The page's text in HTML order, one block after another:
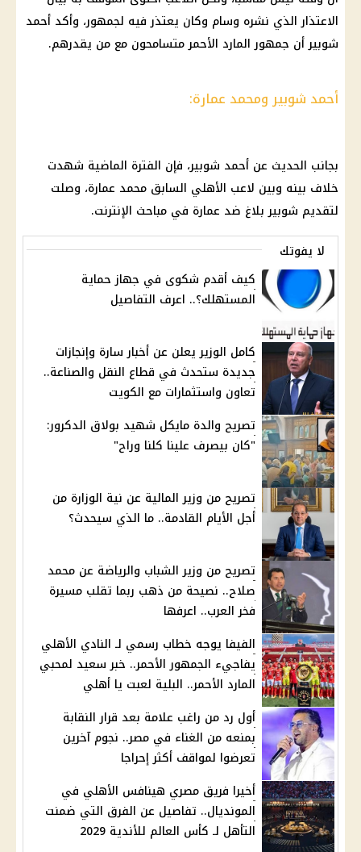
الاعتذار الذي نشره وسام وكان يعتذر فيه لجمهور، وأكد أحمد
شوبير أن جمهور المارد الأحمر متسامحون مع من يقدرهم.
أحمد شوبير ومحمد عمارة:
بجانب الحديث عن أحمد شوبير، فإن الفترة الماضية شهدت
خلاف بينه وبين لاعب الأهلي السابق محمد عمارة، وصلت
لتقديم شوبير بلاغ ضد عمارة في مباحث الإنترنت.
لا يفوتك
كيف أقدم شكوى في جهاز حماية
المستهلك؟.. اعرف التفاصيل
كامل الوزير يعلن عن أخبار سارة وإنجازات
جديدة ستحدث في قطاع النقل والصناعة..
تعاون واستثمارات مع الكويت
تصريح والدة مايكل شهيد بولاق الدكرور:
"كان بيصرف علينا كلنا وراح"
تصريح من وزير المالية عن نية الوزارة من
أجل الأيام القادمة.. ما الذي سيحدث؟
تصريح من وزير الشباب والرياضة عن محمد
صلاح.. نصيحة من ذهب ربما تقلب مسيرة
فخر العرب.. اعرفها
الفيفا يوجه خطاب رسمي لـ النادي الأهلي
يفاجيء الجمهور الأحمر.. خبر سعيد لمحبي
المارد الأحمر.. البلية لعبت يا أهلي
أول رد من راغب علامة بعد قرار النقابة
بمنعه من الغناء في مصر.. نجوم آخرين
تعرضوا لمواقف أكثر إحراجا
أخيرا فريق مصري هينافس الأهلي في
المونديال.. تفاصيل عن الفرق التي ضمنت
التأهل لـ كأس العالم للأندية 2029